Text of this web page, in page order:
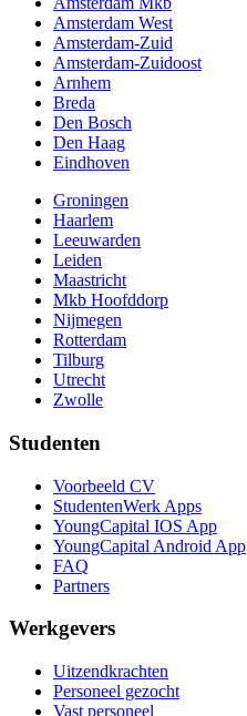
Amsterdam West
Amsterdam-Zuid
Amsterdam-Zuidoost
Arnhem
Breda
Den Bosch
Den Haag
Eindhoven
Groningen
Haarlem
Leeuwarden
Leiden
Maastricht
Mkb Hoofddorp
Nijmegen
Rotterdam
Tilburg
Utrecht
Zwolle
Studenten
Voorbeeld CV
StudentenWerk Apps
YoungCapital IOS App
YoungCapital Android App
FAQ
Partners
Werkgevers
Uitzendkrachten
Personeel gezocht
Vast personeel